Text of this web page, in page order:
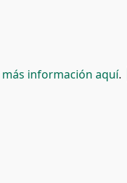
más información aquí.